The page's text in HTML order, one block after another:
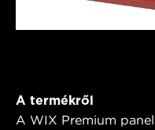
A termékről
A WIX Premium